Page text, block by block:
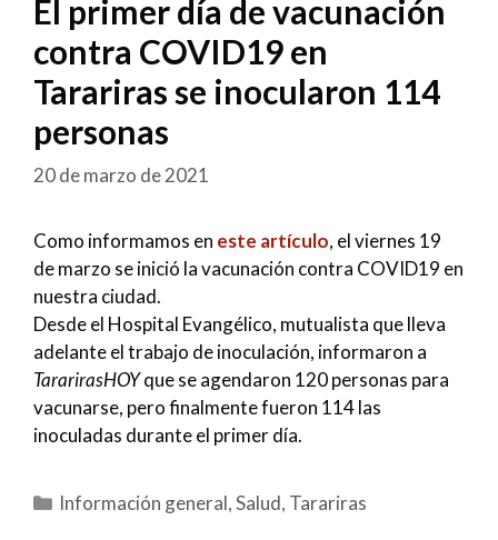
El primer día de vacunación
contra COVID19 en
Tarariras se inocularon 114
personas
20 de marzo de 2021
Como informamos en este artículo, el viernes 19
de marzo se inició la vacunación contra COVID19 en
nuestra ciudad.
Desde el Hospital Evangélico, mutualista que lleva
adelante el trabajo de inoculación, informaron a
TararirasHOYque se agendaron 120 personas para
vacunarse, pero finalmente fueron 114 las
inoculadas durante el primer día.
Categorías
Información general,Salud, Tarariras